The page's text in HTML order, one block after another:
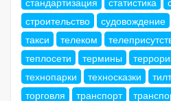
строительство
судовождение
такси
телеком
теплосети
термины
технопарки
техносказки
торговля
транспорт